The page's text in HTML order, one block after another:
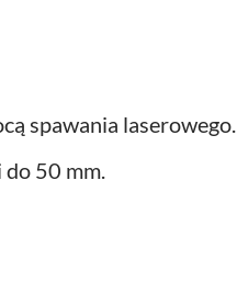
spawania laserowego.
50 mm.